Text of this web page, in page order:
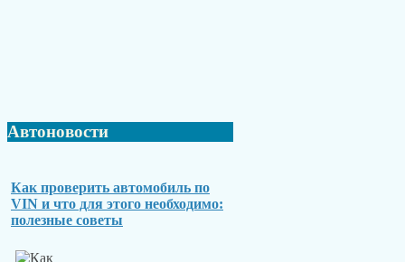
Автоновости
Как проверить автомобиль по
VIN и что для этого необходимо:
полезные советы